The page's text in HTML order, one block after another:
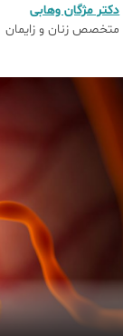
دکتر مژگان وهابی
متخصص زنان و زایمان